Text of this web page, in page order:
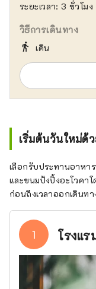
ระยะเวลา: 3 ชั่วโมง
วิธีการเดินทาง
directions_walk เดิน
เริ่มต้นวันใหม่ด้
เลือกรับประทานอาหา
และขนมปังปิ้งอะโวคา
ก่อนถึงเวลาออกเดินทา
1 โรงแ